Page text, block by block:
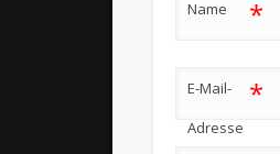
Name *
E-Mail-
Adresse
*